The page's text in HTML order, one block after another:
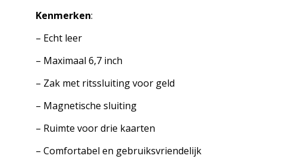
Kenmerken:
– Echt leer
– Maximaal 6,7 inch
– Zak met ritssluiting voor geld
– Magnetische sluiting
– Ruimte voor drie kaarten
– Comfortabel en gebruiksvriendelijk